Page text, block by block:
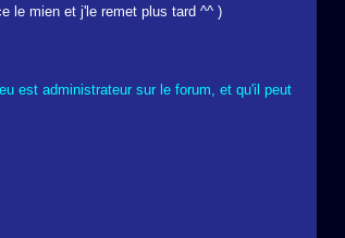
le mien et j'le remet plus tard ^^ )
est administrateur sur le forum, et qu'il peut